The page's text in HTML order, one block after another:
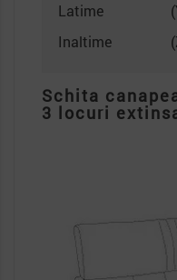
Latime
Inaltime
Schita
3 locuri